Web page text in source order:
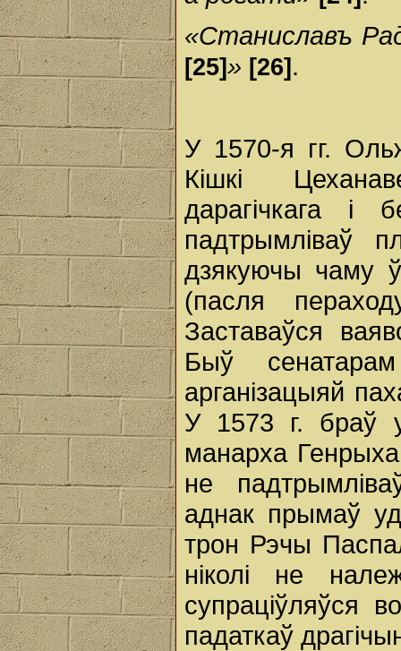
«Станиславъ
[25]» [26] .
У 1570-я гг.
Кішкі
дарагічкага і
падтрымліваў
дзякуючы чаму
(пасля
Заставаўся
Быў
арганізацыяй
У 1573 г. браў
манарха
не
аднак прымаў
трон Рэчы
ніколі не
супраціўляўся
падаткаў